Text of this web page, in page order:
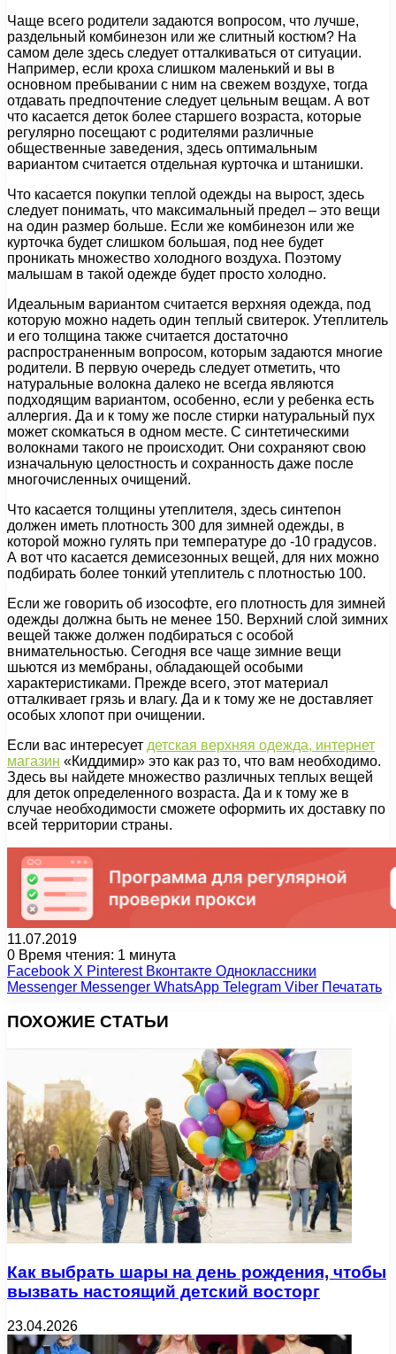
Чаще всего родители задаются вопросом, что лучше,
раздельный комбинезон или же слитный костюм? На
самом деле здесь следует отталкиваться от ситуации.
Например, если кроха слишком маленький и вы в
основном пребывании с ним на свежем воздухе, тогда
отдавать предпочтение следует цельным вещам. А вот
что касается деток более старшего возраста, которые
регулярно посещают с родителями различные
общественные заведения, здесь оптимальным
вариантом считается отдельная курточка и штанишки.
Что касается покупки теплой одежды на вырост, здесь
следует понимать, что максимальный предел – это вещи
на один размер больше. Если же комбинезон или же
курточка будет слишком большая, под нее будет
проникать множество холодного воздуха. Поэтому
малышам в такой одежде будет просто холодно.
Идеальным вариантом считается верхняя одежда, под
которую можно надеть один теплый свитерок. Утеплитель
и его толщина также считается достаточно
распространенным вопросом, которым задаются многие
родители. В первую очередь следует отметить, что
натуральные волокна далеко не всегда являются
подходящим вариантом, особенно, если у ребенка есть
аллергия. Да и к тому же после стирки натуральный пух
может скомкаться в одном месте. С синтетическими
волокнами такого не происходит. Они сохраняют свою
изначальную целостность и сохранность даже после
многочисленных очищений.
Что касается толщины утеплителя, здесь синтепон
должен иметь плотность 300 для зимней одежды, в
которой можно гулять при температуре до -10 градусов.
А вот что касается демисезонных вещей, для них можно
подбирать более тонкий утеплитель с плотностью 100.
Если же говорить об изософте, его плотность для зимней
одежды должна быть не менее 150. Верхний слой зимних
вещей также должен подбираться с особой
внимательностью. Сегодня все чаще зимние вещи
шьются из мембраны, обладающей особыми
характеристиками. Прежде всего, этот материал
отталкивает грязь и влагу. Да и к тому же не доставляет
особых хлопот при очищении.
Если вас интересует детская верхняя одежда, интернет
магазин «Киддимир» это как раз то, что вам необходимо.
Здесь вы найдете множество различных теплых вещей
для деток определенного возраста. Да и к тому же в
случае необходимости сможете оформить их доставку по
всей территории страны.
11.07.2019
0 Время чтения: 1 минута
Facebook X Pinterest Вконтакте Одноклассники
Messenger Messenger WhatsApp Telegram Viber Печатать
ПОХОЖИЕ СТАТЬИ
Как выбрать шары на день рождения, чтобы
вызвать настоящий детский восторг
23.04.2026